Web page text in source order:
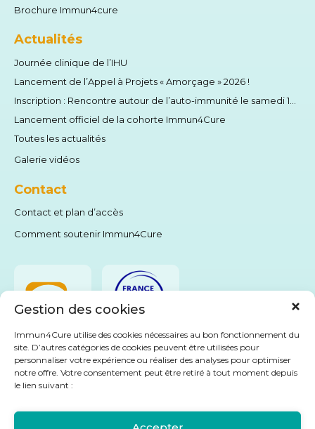
Gestion des cookies
Immun4Cure utilise des cookies nécessaires au bon fonctionnement du
site. D’autres catégories de cookies peuvent être utilisées pour
personnaliser votre expérience ou réaliser des analyses pour optimiser
notre offre. Votre consentement peut être retiré à tout moment depuis
le lien suivant :
Brochure Immun4cure
Actualités
Journée clinique de l’IHU
Lancement de l’Appel à Projets « Amorçage » 2026 !
Lancement officiel de la cohorte Immun4Cure
Toutes les actualités
Galerie vidéos
Contact
Contact et plan d’accès
Comment soutenir Immun4Cure
Livret Immu4Cure